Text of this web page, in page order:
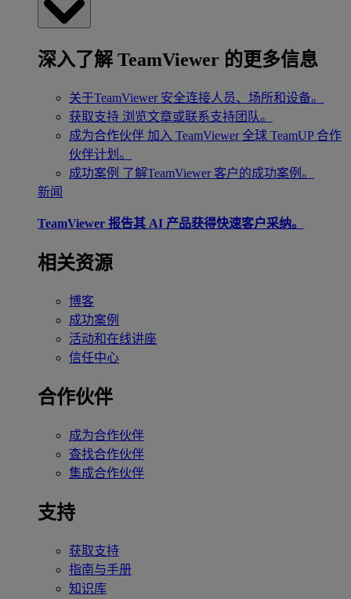
深入了解 TeamViewer 的更多信息
关于TeamViewer 安全连接人员、场所和设备。
获取支持 浏览文章或联系支持团队。
成为合作伙伴 加入 TeamViewer 全球 TeamUP 合作
伙伴计划。
成功案例 了解TeamViewer 客户的成功案例。
新闻
TeamViewer 报告其 AI 产品获得快速客户采纳。
相关资源
博客
成功案例
活动和在线讲座
信任中心
合作伙伴
成为合作伙伴
查找合作伙伴
集成合作伙伴
支持
获取支持
指南与手册
知识库